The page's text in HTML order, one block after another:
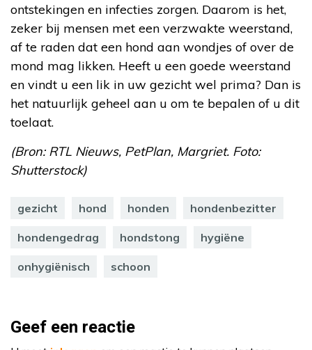
ontstekingen en infecties zorgen. Daarom is het,
zeker bij mensen met een verzwakte weerstand,
af te raden dat een hond aan wondjes of over de
mond mag likken. Heeft u een goede weerstand
en vindt u een lik in uw gezicht wel prima? Dan is
het natuurlijk geheel aan u om te bepalen of u dit
toelaat.
(Bron: RTL Nieuws, PetPlan, Margriet. Foto:
Shutterstock)
gezicht hond honden hondenbezitter
hondengedrag hondstong hygiëne
onhygiënisch schoon
Geef een reactie